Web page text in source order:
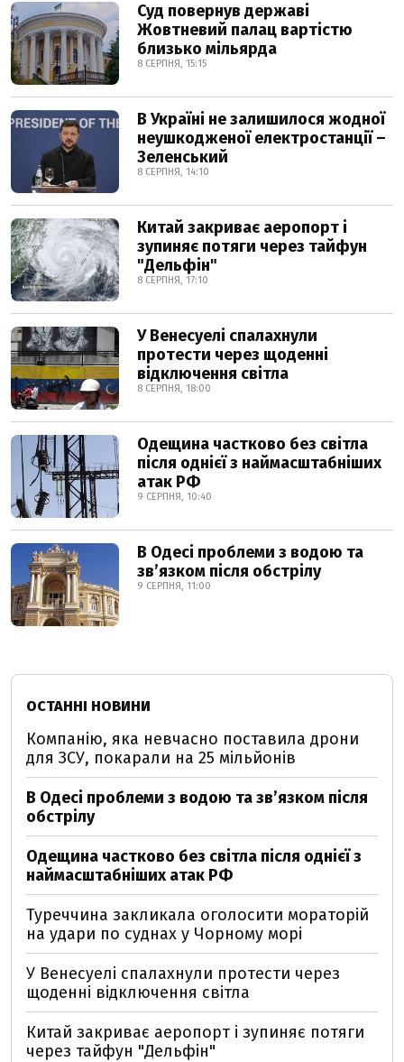
Суд повернув державі
Жовтневий палац вартістю
близько мільярда
8 СЕРПНЯ, 15:15
В Україні не залишилося жодної
неушкодженої електростанції –
Зеленський
8 СЕРПНЯ, 14:10
Китай закриває аеропорт і
зупиняє потяги через тайфун
"Дельфін"
8 СЕРПНЯ, 17:10
У Венесуелі спалахнули
протести через щоденні
відключення світла
8 СЕРПНЯ, 18:00
Одещина частково без світла
після однієї з наймасштабніших
атак РФ
9 СЕРПНЯ, 10:40
В Одесі проблеми з водою та
звʼязком після обстрілу
9 СЕРПНЯ, 11:00
ОСТАННІ НОВИНИ
Компанію, яка невчасно поставила дрони
для ЗСУ, покарали на 25 мільйонів
В Одесі проблеми з водою та звʼязком після
обстрілу
Одещина частково без світла після однієї з
наймасштабніших атак РФ
Туреччина закликала оголосити мораторій
на удари по суднах у Чорному морі
У Венесуелі спалахнули протести через
щоденні відключення світла
Китай закриває аеропорт і зупиняє потяги
через тайфун "Дельфін"